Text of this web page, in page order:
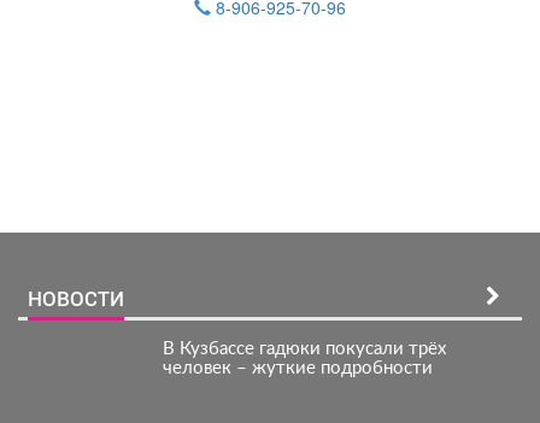
8-906-925-70-96
НОВОСТИ
В Кузбассе гадюки покусали трёх
человек – жуткие подробности